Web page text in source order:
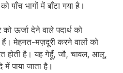
पाँच भागों में बाँटा गया है।
को ऊर्जा देने वाले पदार्थ को
हैं। मेहनत-मज़दूरी करने वालों को
होती है। यह गेहूँ, जौ, चावल, आलू,
पाया जाता है।